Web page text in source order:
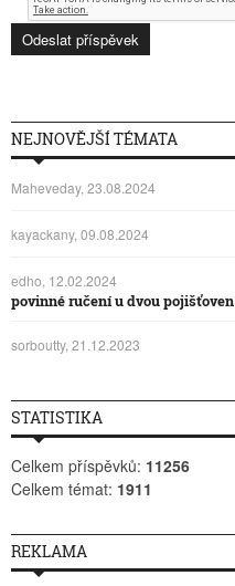
NEJNOVĚJŠÍ TÉMATA
Maheveday, 23.08.2024
kayackany, 09.08.2024
edho, 12.02.2024
povinné ručení u dvou pojišťoven
sorboutty, 21.12.2023
STATISTIKA
Celkem příspěvků: 11256
Celkem témat: 1911
REKLAMA